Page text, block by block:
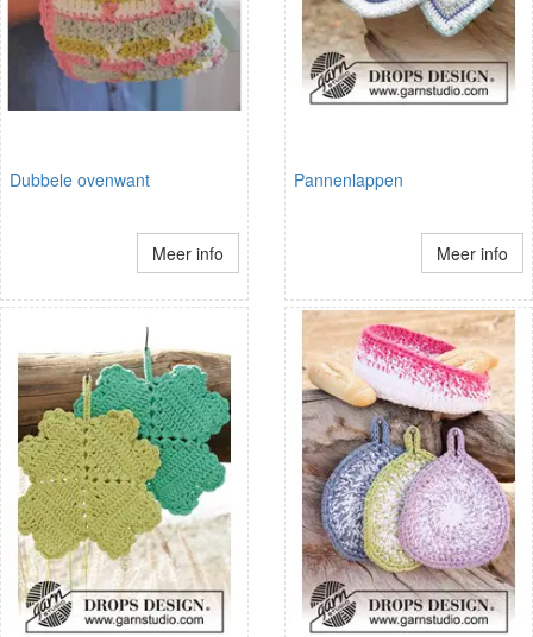
Dubbele ovenwant
Meer info
Pannenlappen
Meer info